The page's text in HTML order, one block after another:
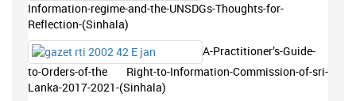
Information-regime-and-the-UNSDGs-Thoughts-for-
Reflection-(Sinhala)
A-Practitioner’s-Guide-
to-Orders-of-the Right-to-Information-Commission-of-sri-
Lanka-2017-2021-(Sinhala)